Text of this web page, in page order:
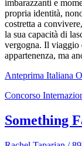
imbarazzanti e
propria identità,
costretta a
la sua capacità di
vergogna. Il viaggio
appartenenza, ma
Anteprima Italiana
Concorso
Something